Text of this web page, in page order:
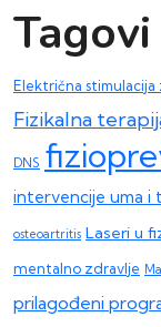
Tagovi
Električna
Fizikalna
DNS
intervencije uma i
osteoartritis Laseri u
mentalno zdravlje
prilagođeni